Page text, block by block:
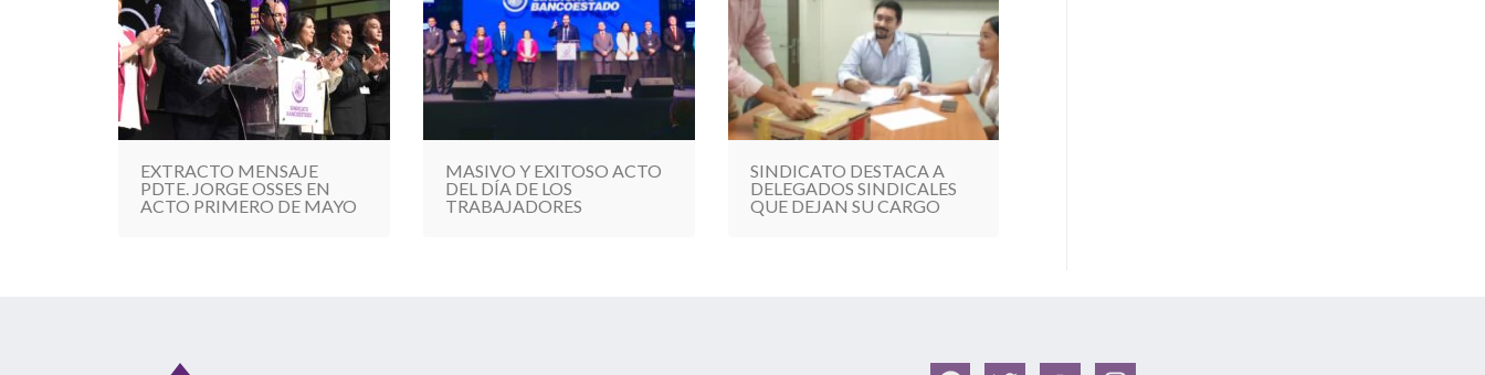
EXTRACTO MENSAJE
PDTE. JORGE OSSES EN
ACTO PRIMERO DE MAYO
MASIVO Y EXITOSO ACTO
DEL DÍA DE LOS
TRABAJADORES
SINDICATO DESTACA A
DELEGADOS SINDICALES
QUE DEJAN SU CARGO